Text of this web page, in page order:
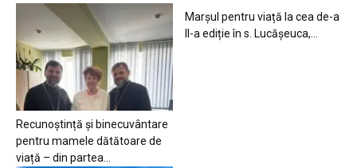
Recunoștință și binecuvântare
pentru mamele dătătoare de
viață – din partea...
Marșul pentru viață la cea de-a
II-a ediție în s. Lucășeuca,...